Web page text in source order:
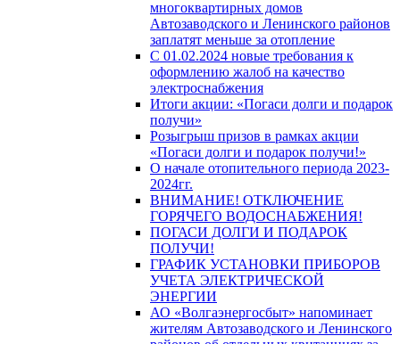
многоквартирных домов
Автозаводского и Ленинского районов
заплатят меньше за отопление
С 01.02.2024 новые требования к
оформлению жалоб на качество
электроснабжения
Итоги акции: «Погаси долги и подарок
получи»
Розыгрыш призов в рамках акции
«Погаси долги и подарок получи!»
О начале отопительного периода 2023-
2024гг.
ВНИМАНИЕ! ОТКЛЮЧЕНИЕ
ГОРЯЧЕГО ВОДОСНАБЖЕНИЯ!
ПОГАСИ ДОЛГИ И ПОДАРОК
ПОЛУЧИ!
ГРАФИК УСТАНОВКИ ПРИБОРОВ
УЧЕТА ЭЛЕКТРИЧЕСКОЙ
ЭНЕРГИИ
АО «Волгаэнергосбыт» напоминает
жителям Автозаводского и Ленинского